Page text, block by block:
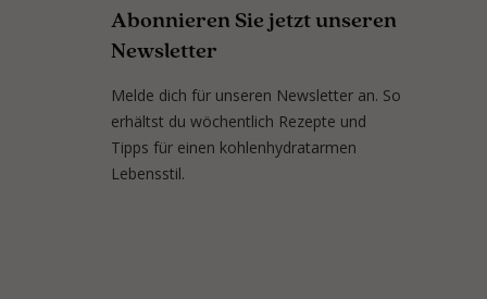
Abonnieren Sie jetzt unseren
Newsletter
Melde dich für unseren Newsletter an. So
erhältst du wöchentlich Rezepte und
Tipps für einen kohlenhydratarmen
Lebensstil.